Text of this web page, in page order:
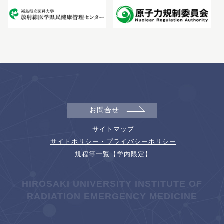
お問合せ
サイトマップ
サイトポリシー・プライバシーポリシー
規程等一覧【学内限定】
HIROSAKI UNIVERSITY INSTITUTE OF
RADIATION EMERGENCY MEDICINE